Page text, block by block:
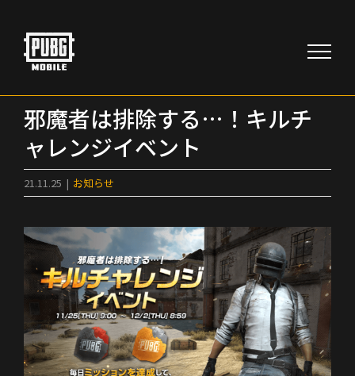
content
邪魔者は排除する…！キルチ
ャレンジイベント
21.11.25 | お知らせ